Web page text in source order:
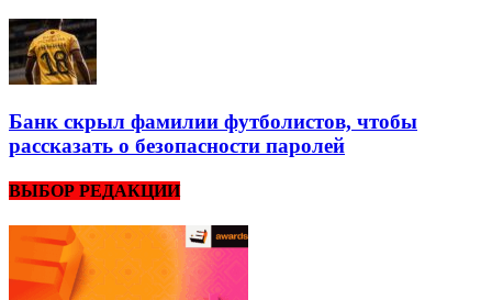
Банк скрыл фамилии футболистов, чтобы
рассказать о безопасности паролей
ВЫБОР РЕДАКЦИИ